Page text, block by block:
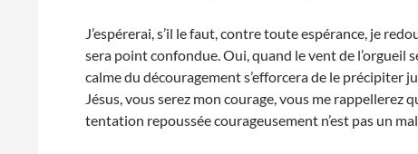
J’espérerai, s’il le faut, contre toute espérance, je
sera point confondue. Oui, quand le vent de l’orgueil
calme du découragement s’efforcera de le précipiter
Jésus, vous serez mon courage, vous me rappellerez
tentation repoussée courageusement n’est pas un